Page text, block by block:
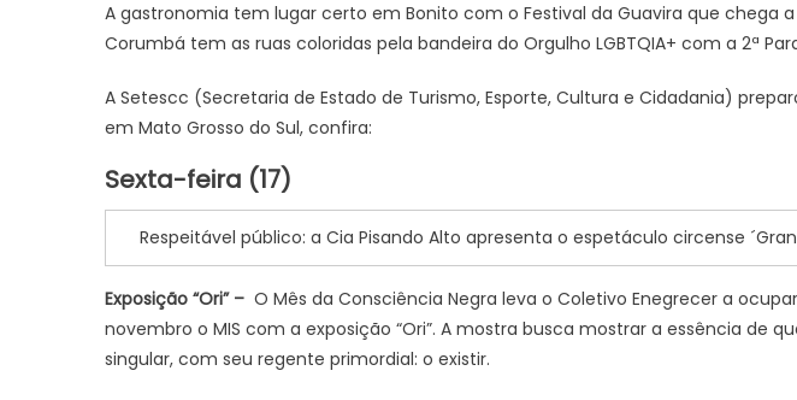
A gastronomia tem lugar certo em Bonito com o Festival da Guavira que chega a
Corumbá tem as ruas coloridas pela bandeira do Orgulho LGBTQIA+ com a 2ª
A Setescc (Secretaria de Estado de Turismo, Esporte, Cultura e Cidadania)
em Mato Grosso do Sul, confira:
Sexta-feira (17)
Respeitável público: a Cia Pisando Alto apresenta o espetáculo circense ´Gran
Exposição “Ori” – O Mês da Consciência Negra leva o Coletivo Enegrecer a
novembro o MIS com a exposição “Ori”. A mostra busca mostrar a essência de
singular, com seu regente primordial: o existir.